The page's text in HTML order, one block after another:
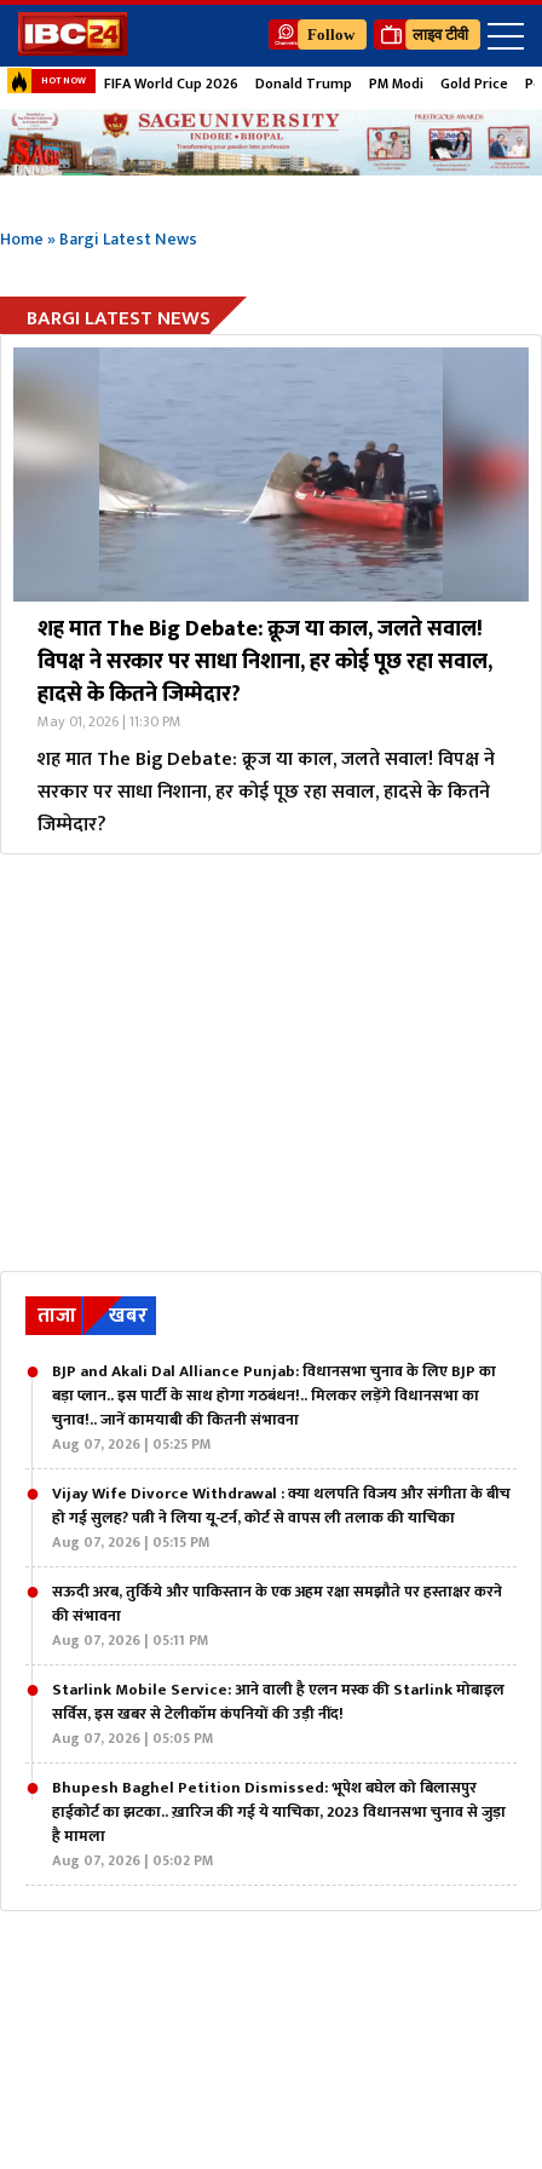
Follow लाइव टीवी
HOT NOW FIFA World Cup 2026 Donald Trump PM Modi Gold Price
Home»Bargi Latest News
BARGI LATEST NEWS
शह मात The Big Debate: क्रूज या काल, जलते सवाल!
विपक्ष ने सरकार पर साधा निशाना, हर कोई पूछ रहा सवाल,
हादसे के कितने जिम्मेदार?
May 01, 2026 | 11:30 PM
शह मात The Big Debate: क्रूज या काल, जलते सवाल! विपक्ष ने
सरकार पर साधा निशाना, हर कोई पूछ रहा सवाल, हादसे के कितने
जिम्मेदार?
ताजा खबर
BJP and Akali Dal Alliance Punjab: विधानसभा चुनाव के लिए BJP का
बड़ा प्लान.. इस पार्टी के साथ होगा गठबंधन!.. मिलकर लड़ेंगे विधानसभा का
चुनाव!.. जानें कामयाबी की कितनी संभावना
Aug 07, 2026 | 05:25 PM
Vijay Wife Divorce Withdrawal : क्या थलपति विजय और संगीता के बीच
हो गई सुलह? पत्नी ने लिया यू-टर्न, कोर्ट से वापस ली तलाक की याचिका
Aug 07, 2026 | 05:15 PM
सऊदी अरब, तुर्किये और पाकिस्तान के एक अहम रक्षा समझौते पर हस्ताक्षर करने
की संभावना
Aug 07, 2026 | 05:11 PM
Starlink Mobile Service: आने वाली है एलन मस्क की Starlink मोबाइल
सर्विस, इस खबर से टेलीकॉम कंपनियों की उड़ी नींद!
Aug 07, 2026 | 05:05 PM
Bhupesh Baghel Petition Dismissed: भूपेश बघेल को बिलासपुर
हाईकोर्ट का झटका.. ख़ारिज की गई ये याचिका, 2023 विधानसभा चुनाव से जुड़ा
है मामला
Aug 07, 2026 | 05:02 PM